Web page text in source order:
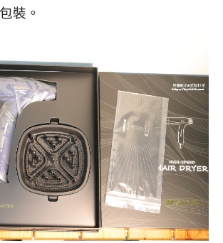
裝。